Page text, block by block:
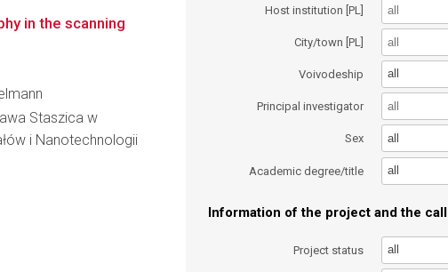
Host institution [PL]
City/town [PL]
Voivodeship all
Principal investigator
Sex all
Academic degree/title all
Information of the project and the call
Project status all
in the scanning
Staszica w
i Nanotechnologii